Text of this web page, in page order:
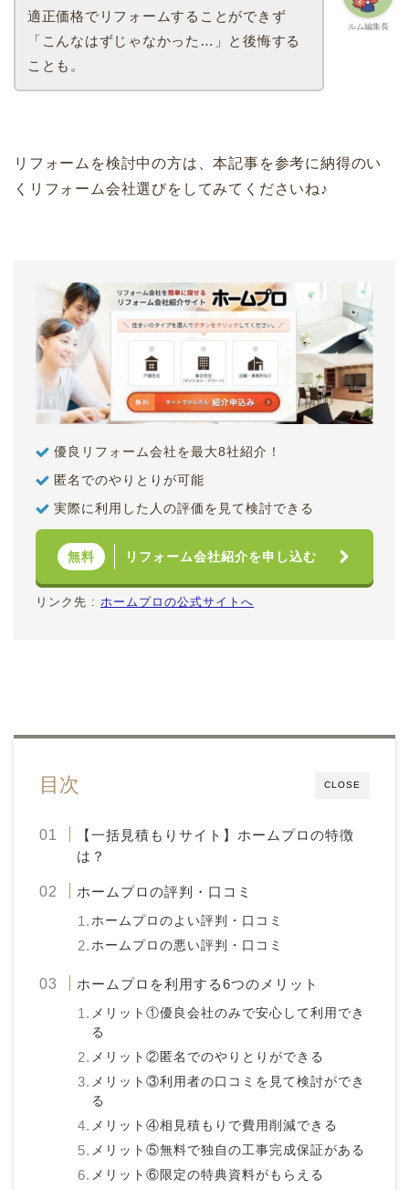
ルム編集長
適正価格でリフォームすることができず
「こんなはずじゃなかった…」と後悔する
ことも。
リフォームを検討中の方は、本記事を参考に納得のい
くリフォーム会社選びをしてみてくださいね♪
優良リフォーム会社を最大8社紹介！
匿名でのやりとりが可能
実際に利用した人の評価を見て検討できる
無料 リフォーム会社紹介を申し込む
リンク先 : ホームプロの公式サイトへ
CLOSE
目次
【一括見積もりサイト】ホームプロの特徴
は？
ホームプロの評判・口コミ
ホームプロのよい評判・口コミ
ホームプロの悪い評判・口コミ
ホームプロを利用する6つのメリット
メリット①優良会社のみで安心して利用でき
る
メリット②匿名でのやりとりができる
メリット③利用者の口コミを見て検討ができ
る
メリット④相見積もりで費用削減できる
メリット⑤無料で独自の工事完成保証がある
メリット⑥限定の特典資料がもらえる